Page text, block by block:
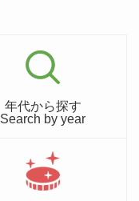
年代から探す
Search by year